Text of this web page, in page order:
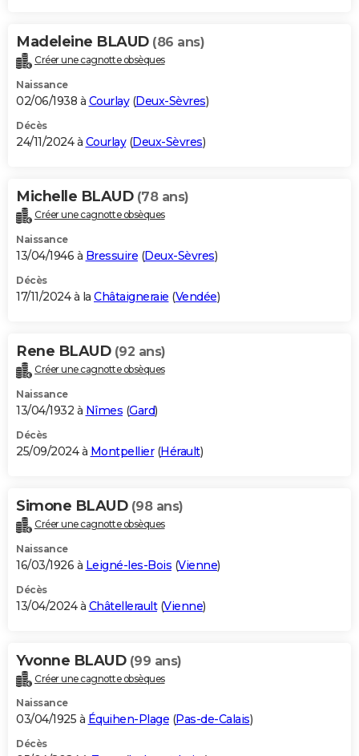
Madeleine BLAUD (86 ans)
Créer une cagnotte obsèques
Naissance
02/06/1938 à Courlay(Deux-Sèvres)
Décès
24/11/2024 à Courlay(Deux-Sèvres)
Michelle BLAUD (78 ans)
Créer une cagnotte obsèques
Naissance
13/04/1946 à Bressuire (Deux-Sèvres)
Décès
17/11/2024 à la Châtaigneraie (Vendée)
Rene BLAUD (92 ans)
Créer une cagnotte obsèques
Naissance
13/04/1932 à Nîmes (Gard)
Décès
25/09/2024 à Montpellier(Hérault)
Simone BLAUD (98 ans)
Créer une cagnotte obsèques
Naissance
16/03/1926 à Leigné-les-Bois (Vienne)
Décès
13/04/2024 à Châtellerault(Vienne)
Yvonne BLAUD (99 ans)
Créer une cagnotte obsèques
Naissance
03/04/1925 à Équihen-Plage (Pas-de-Calais)
Décès